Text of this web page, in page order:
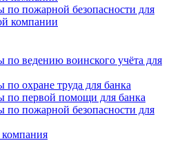
по пожарной безопасности для
компании
по ведению воинского учёта для
по охране труда для банка
по первой помощи для банка
по пожарной безопасности для
компания